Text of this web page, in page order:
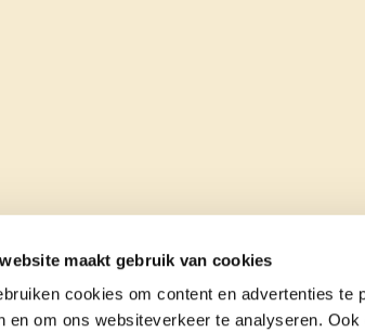
maakt gebruik van cookies
cookies om content en advertenties
en om ons websiteverkeer te analyseren.